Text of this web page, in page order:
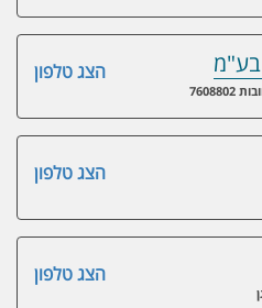
הצג טלפון בע"מ
הצג טלפון
הצג טלפון